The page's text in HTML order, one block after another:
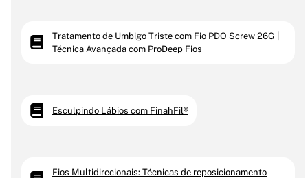
Tratamento de Umbigo Triste com Fio PDO Screw 26G |
Técnica Avançada com ProDeep Fios
Esculpindo Lábios com FinahFil®
Fios Multidirecionais: Técnicas de reposicionamento